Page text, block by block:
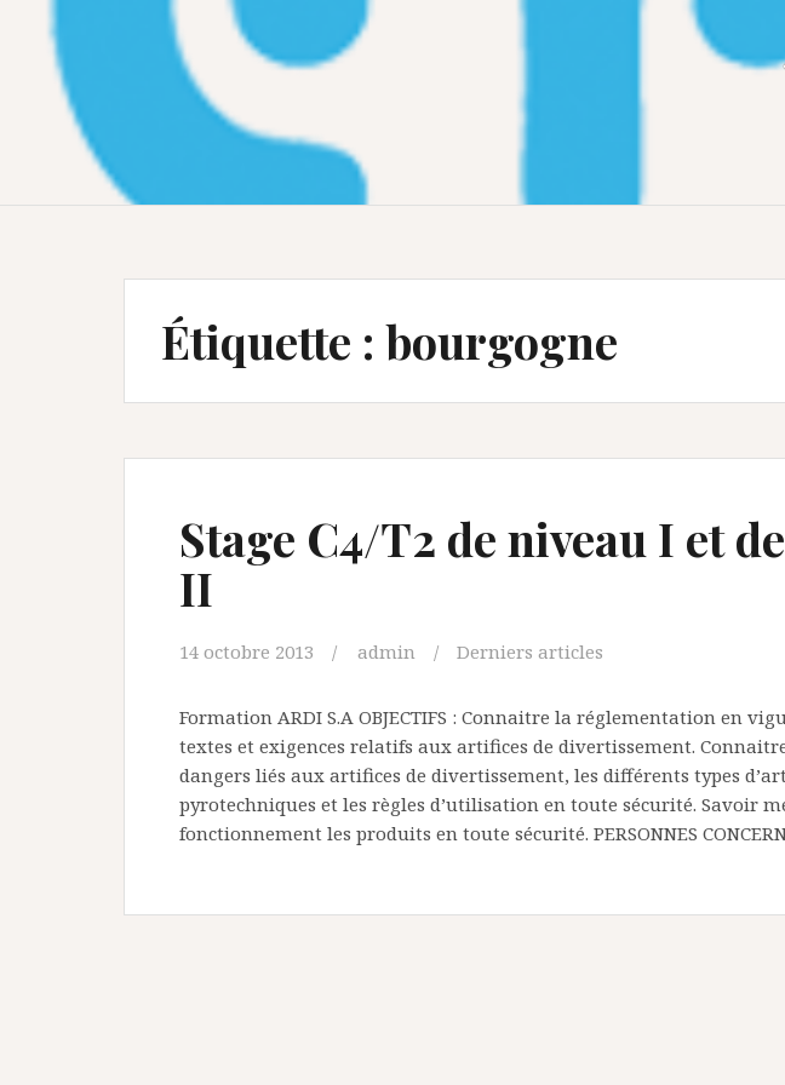
Étiquette : bourgogne
Stage C4/T2 de niveau I et
II
14 octobre 2013 admin Derniers articles
Formation ARDI S.A OBJECTIFS : Connaitre la réglementation en
textes et exigences relatifs aux artifices de divertissement.
dangers liés aux artifices de divertissement, les différents types
pyrotechniques et les règles d’utilisation en toute sécurité. Savoir
fonctionnement les produits en toute sécurité. PERSONNES